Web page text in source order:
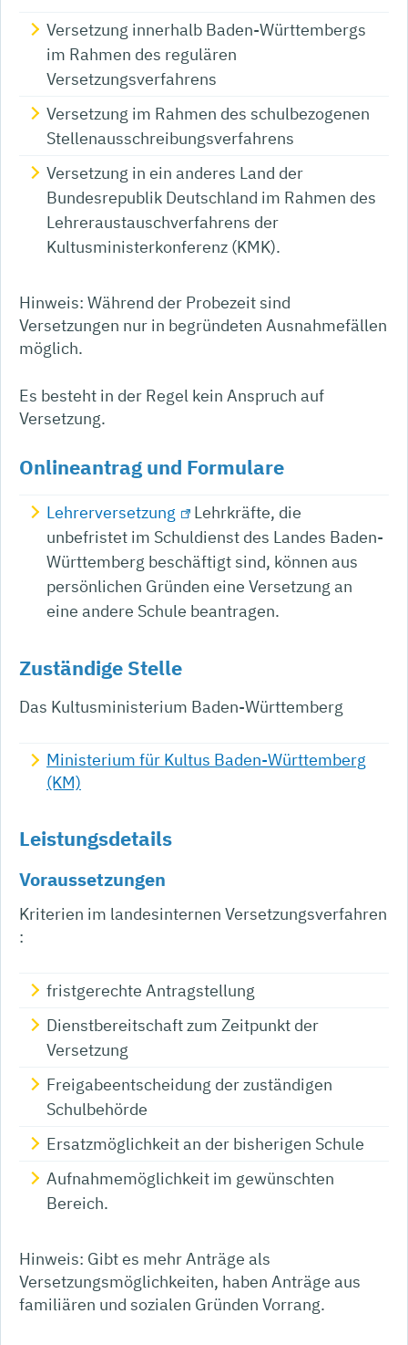
Versetzung innerhalb Baden-Württembergs
im Rahmen des regulären
Versetzungsverfahrens
Versetzung im Rahmen des schulbezogenen
Stellenausschreibungsverfahrens
Versetzung in ein anderes Land der
Bundesrepublik Deutschland im Rahmen des
Lehreraustauschverfahrens der
Kultusministerkonferenz (KMK).
Hinweis: Während der Probezeit sind
Versetzungen nur in begründeten Ausnahmefällen
möglich.
Es besteht in der Regel kein Anspruch auf
Versetzung.
Onlineantrag und Formulare
Lehrerversetzung
Lehrkräfte, die
unbefristet im Schuldienst des Landes Baden-
Württemberg beschäftigt sind, können aus
persönlichen Gründen eine Versetzung an
eine andere Schule beantragen.
Zuständige Stelle
Das Kultusministerium Baden-Württemberg
Ministerium für Kultus Baden-Württemberg
(KM)
Leistungsdetails
Voraussetzungen
Kriterien im landesinternen Versetzungsverfahren
:
fristgerechte Antragstellung
Dienstbereitschaft zum Zeitpunkt der
Versetzung
Freigabeentscheidung der zuständigen
Schulbehörde
Ersatzmöglichkeit an der bisherigen Schule
Aufnahmemöglichkeit im gewünschten
Bereich.
Hinweis: Gibt es mehr Anträge als
Versetzungsmöglichkeiten, haben Anträge aus
familiären und sozialen Gründen Vorrang.